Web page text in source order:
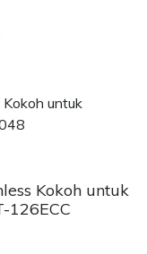
Kokoh untuk
126ECC